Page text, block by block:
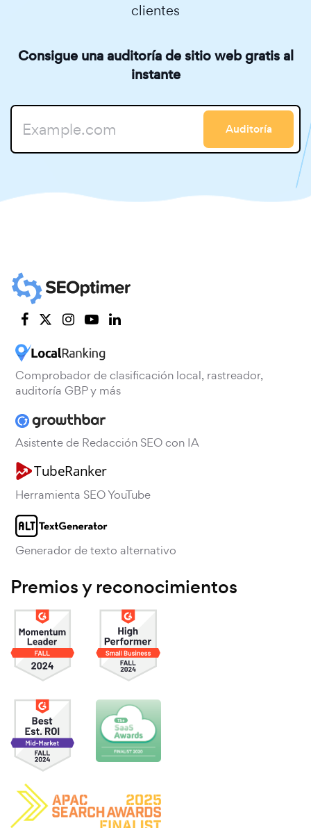
clientes
Consigue una auditoría de sitio web gratis al
instante
Auditoría
Comprobador de clasificación local, rastreador,
auditoría GBP y más
Asistente de Redacción SEO con IA
Herramienta SEO YouTube
Generador de texto alternativo
Premios y reconocimientos